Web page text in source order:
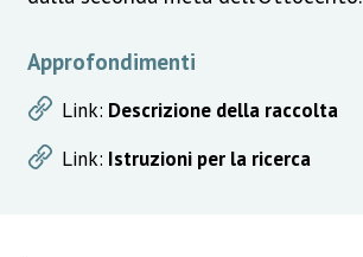
Approfondimenti
Link: Descrizione della raccolta
Link: Istruzioni per la ricerca